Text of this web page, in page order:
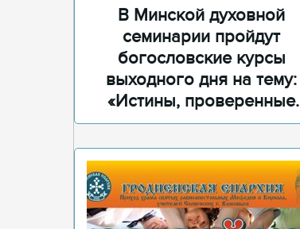
В Минской духовной
семинарии пройдут
богословские курсы
выходного дня на тему:
«Истины, проверенные
временем»